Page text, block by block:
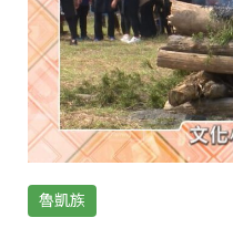
魯凱族